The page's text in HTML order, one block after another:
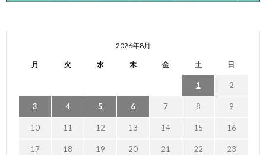
2026年8月
月 火 水 木 金 土 日
1 2
3 4 5 6 7 8 9
10 11 12 13 14 15 16
17 18 19 20 21 22 23